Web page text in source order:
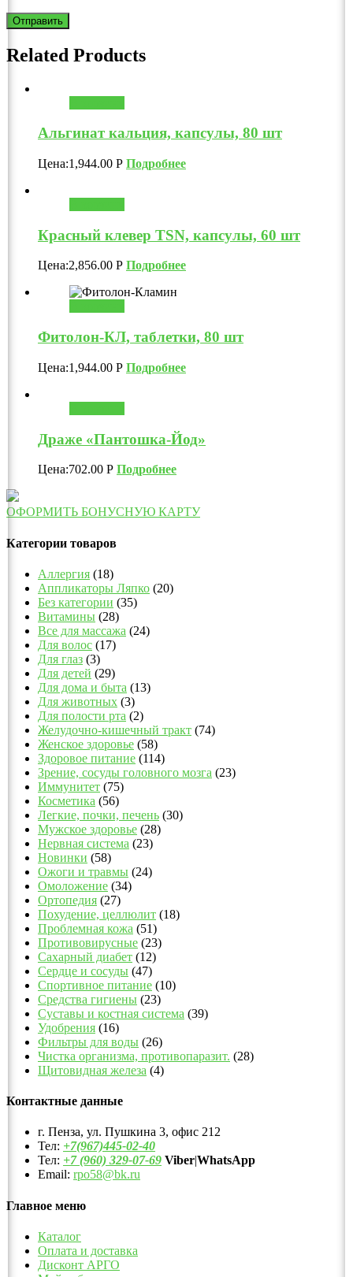
Related Products
Альгинат кальция, капсулы, 80 шт
Цена:1,944.00 Р Подробнее
Красный клевер ТSN, капсулы, 60 шт
Цена:2,856.00 Р Подробнее
Фитолон-КЛ, таблетки, 80 шт
Цена:1,944.00 Р Подробнее
Драже «Пантошка-Йод»
Цена:702.00 Р Подробнее
ОФОРМИТЬ БОНУСНУЮ КАРТУ
Категории товаров
Аллергия (18)
Аппликаторы Ляпко (20)
Без категории (35)
Витамины (28)
Все для массажа (24)
Для волос (17)
Для глаз (3)
Для детей (29)
Для дома и быта (13)
Для животных (3)
Для полости рта (2)
Желудочно-кишечный тракт (74)
Женское здоровье (58)
Здоровое питание (114)
Зрение, сосуды головного мозга (23)
Иммунитет (75)
Косметика (56)
Легкие, почки, печень (30)
Мужское здоровье (28)
Нервная система (23)
Новинки (58)
Ожоги и травмы (24)
Омоложение (34)
Ортопедия (27)
Похудение, целлюлит (18)
Проблемная кожа (51)
Противовирусные (23)
Сахарный диабет (12)
Сердце и сосуды (47)
Спортивное питание (10)
Средства гигиены (23)
Суставы и костная система (39)
Удобрения (16)
Фильтры для воды (26)
Чистка организма, противопаразит. (28)
Щитовидная железа (4)
Контактные данные
г. Пенза, ул. Пушкина 3, офис 212
Тел: +7(967)445-02-40
Тел: +7 (960) 329-07-69 Viber|WhatsApp
Email: rpo58@bk.ru
Главное меню
Каталог
Оплата и доставка
Дисконт АРГО